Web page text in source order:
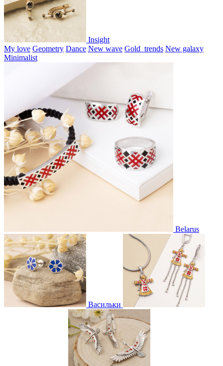
Insight
My love Geometry Dance New wave Gold_trends New galaxy
Minimalist
Belarus
Васильки